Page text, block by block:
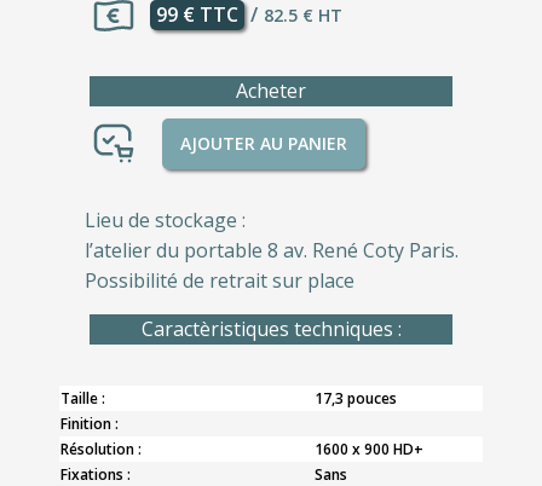
99 € TTC / 82.5 € HT
Acheter
AJOUTER AU PANIER
Lieu de stockage :
l’atelier du portable 8 av. René Coty Paris.
Possibilité de retrait sur place
Caractèristiques techniques :
Taille :
17,3 pouces
Finition :
Résolution :
1600 x 900 HD+
Fixations :
Sans